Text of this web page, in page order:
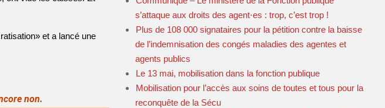
et a lancé une
non.
s’attaque aux droits des agent⋅es : trop, c’est trop !
Plus de 108 000 signataires pour la pétition contre la baisse
de l’indemnisation des congés maladies des agentes et
agents publics
Le 13 mai, mobilisation dans la fonction publique
Mobilisation pour l’accès aux soins de toutes et tous pour la
reconquête de la Sécu